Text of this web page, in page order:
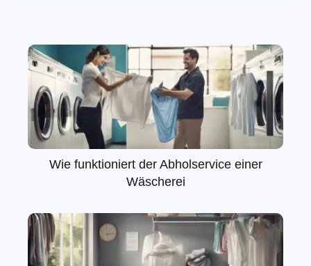
Wie funktioniert der Abholservice einer
Wäscherei